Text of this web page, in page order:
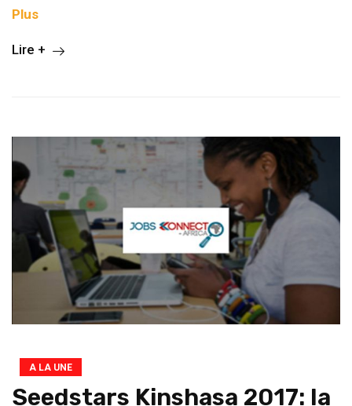
Plus
Lire +
A LA UNE
Seedstars Kinshasa 2017: la